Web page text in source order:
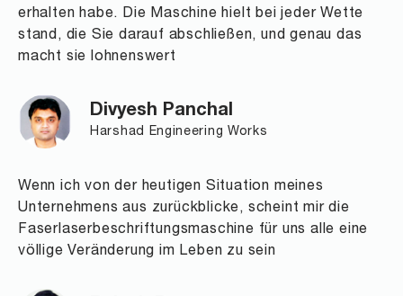
erhalten habe. Die Maschine hielt bei jeder Wette
stand, die Sie darauf abschließen, und genau das
macht sie lohnenswert
Divyesh Panchal
Harshad Engineering Works
Wenn ich von der heutigen Situation meines
Unternehmens aus zurückblicke, scheint mir die
Faserlaserbeschriftungsmaschine für uns alle eine
völlige Veränderung im Leben zu sein